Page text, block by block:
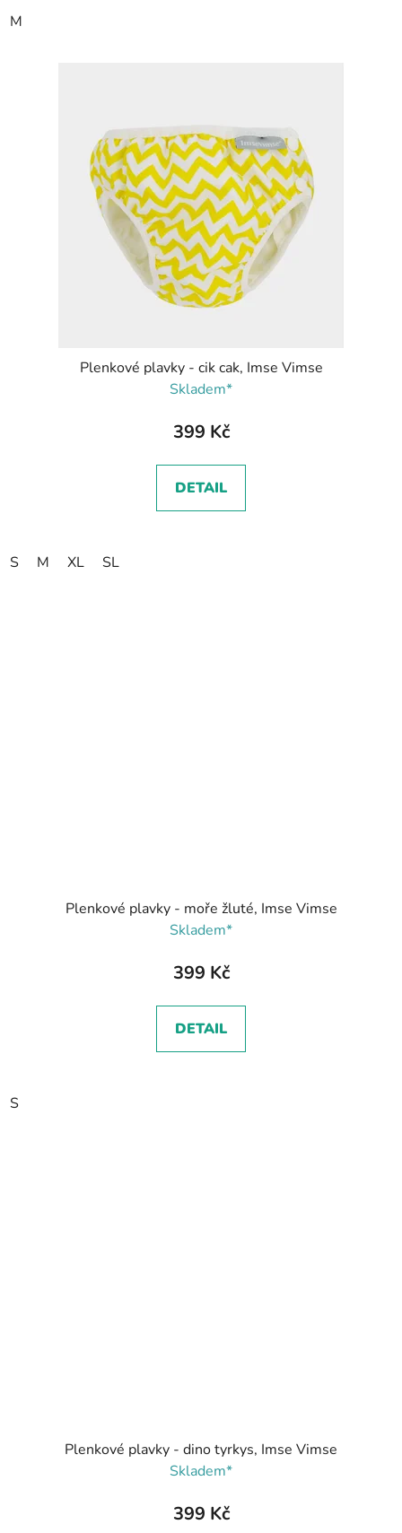
M
Plenkové plavky - cik cak, Imse Vimse
Skladem*
399 Kč
DETAIL
S M XL SL
Plenkové plavky - moře žluté, Imse Vimse
Skladem*
399 Kč
DETAIL
S
Plenkové plavky - dino tyrkys, Imse Vimse
Skladem*
399 Kč